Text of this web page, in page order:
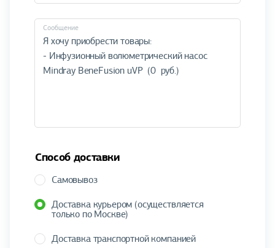
Cообщение
Способ доставки
Самовывоз
Доставка курьером (осуществляется
только по Москве)
Доставка транспортной компанией